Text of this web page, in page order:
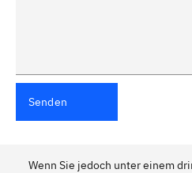
Senden
Wenn Sie jedoch unter einem